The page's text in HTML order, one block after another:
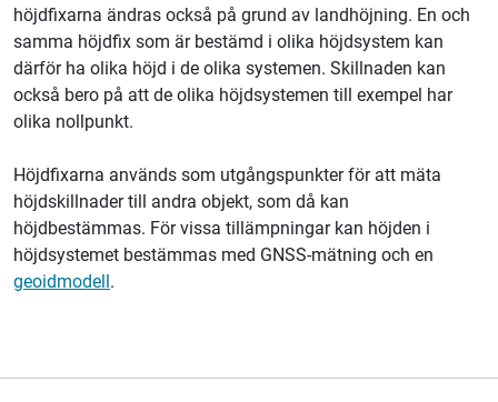
höjdfixarna ändras också på grund av landhöjning. En och
samma höjdfix som är bestämd i olika höjdsystem kan
därför ha olika höjd i de olika systemen. Skillnaden kan
också bero på att de olika höjdsystemen till exempel har
olika nollpunkt.
Höjdfixarna används som utgångspunkter för att mäta
höjdskillnader till andra objekt, som då kan
höjdbestämmas. För vissa tillämpningar kan höjden i
höjdsystemet bestämmas med GNSS-mätning och en
geoidmodell.